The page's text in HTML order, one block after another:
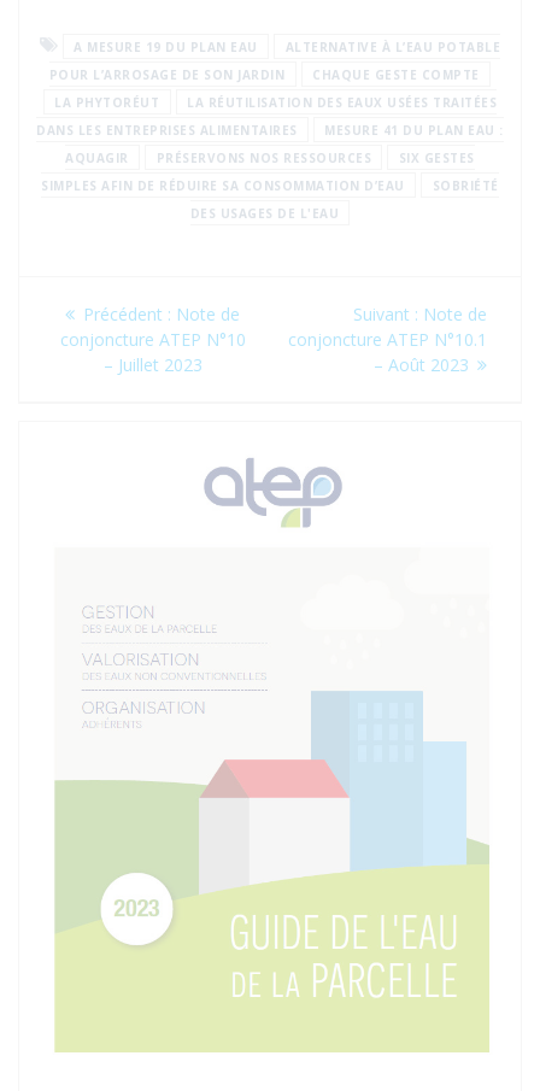
A MESURE 19 DU PLAN EAU
ALTERNATIVE À L’EAU POTABLE
POUR L’ARROSAGE DE SON JARDIN
CHAQUE GESTE COMPTE
LA PHYTORÉUT
LA RÉUTILISATION DES EAUX USÉES TRAITÉES
DANS LES ENTREPRISES ALIMENTAIRES
MESURE 41 DU PLAN EAU :
AQUAGIR
PRÉSERVONS NOS RESSOURCES
SIX GESTES
SIMPLES AFIN DE RÉDUIRE SA CONSOMMATION D’EAU
SOBRIÉTÉ
DES USAGES DE L'EAU
Navigation
de
Précédent : Article
précédent
:
Note de
conjoncture ATEP N°10
– Juillet 2023
Suivant : Article
suivant
:
Note de
conjoncture ATEP N°10.1
– Août 2023